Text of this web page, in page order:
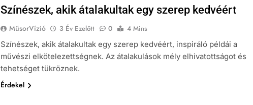
Színészek, akik átalakultak egy szerep kedvéért
MűsorVízió 3 Év Ezelőtt 0
4 Mins
Színészek, akik átalakultak egy szerep kedvéért, inspiráló példái a
művészi elkötelezettségnek. Az átalakulások mély elhivatottságot és
tehetséget tükröznek.
Érdekel